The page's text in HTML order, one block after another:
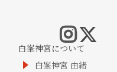
白峯神宮について
白峯神宮 由緒